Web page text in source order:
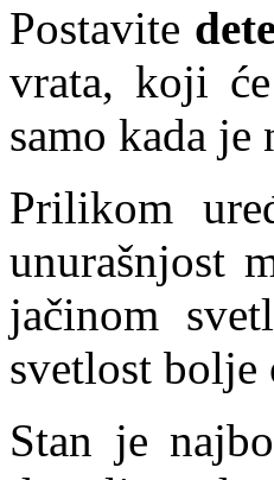
Postavite
vrata, koji
samo kada
Prilikom
unurašnjost
jačinom
svetlost
Stan je